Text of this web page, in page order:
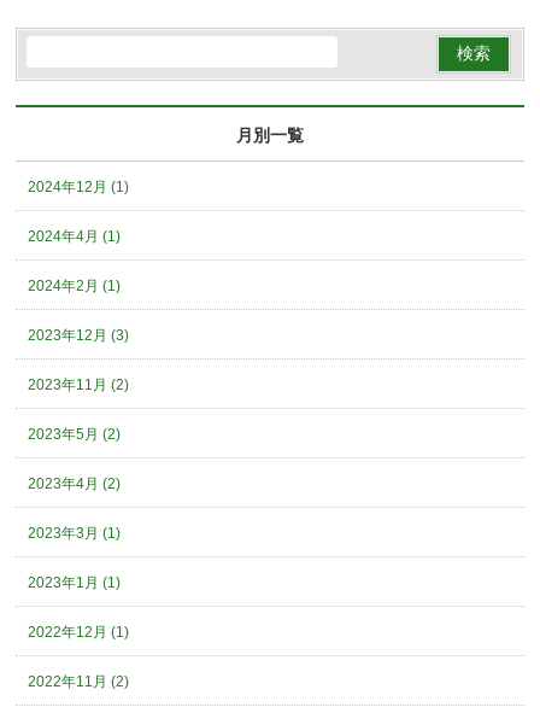
月別一覧
2024年12月 (1)
2024年4月 (1)
2024年2月 (1)
2023年12月 (3)
2023年11月 (2)
2023年5月 (2)
2023年4月 (2)
2023年3月 (1)
2023年1月 (1)
2022年12月 (1)
2022年11月 (2)